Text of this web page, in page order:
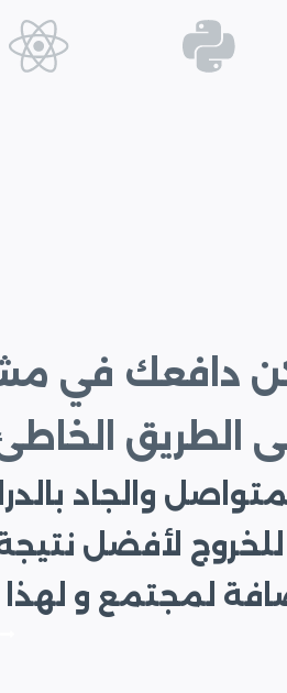
يكن دافعك في
الطريق
والجاد
للخروج لأفضل
لمجتمع و لهذا